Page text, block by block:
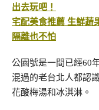
出去玩吧！
宅配美食推薦 生鮮蔬
隔離也不怕
公園號是一間已經60
混過的老台北人都認
花酸梅湯和冰淇淋。